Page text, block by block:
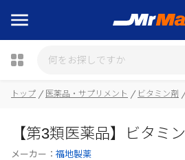
トップ 医薬品・サプリメント ビタミン剤
【第3類医薬品】ビタミ
メーカー： 福地製薬